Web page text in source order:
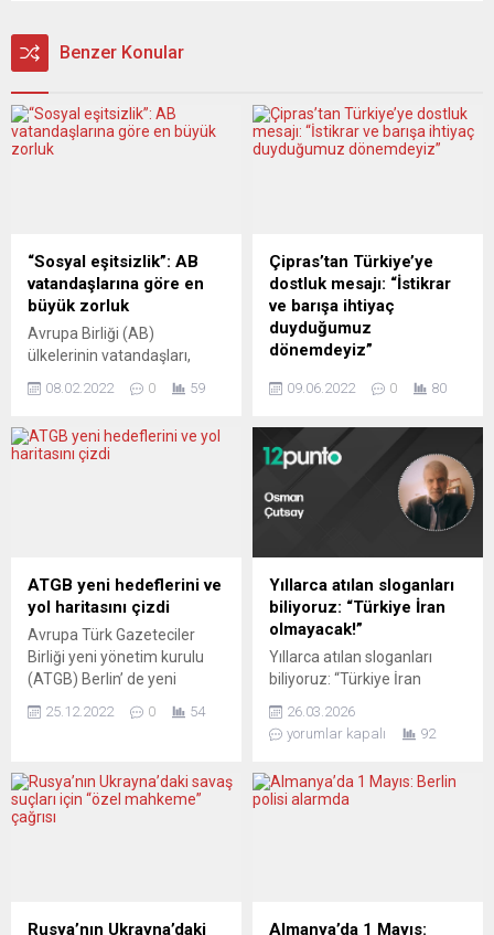
Benzer Konular
“Sosyal eşitsizlik”: AB
vatandaşlarına göre en
büyük zorluk
Avrupa Birliği (AB)
ülkelerinin vatandaşları,
zorluğun “sosyal eşitsizlik”
AB’nin 27 üye ülkede
yaptırdığı “Eurobarometer”
hangileridir?” sorusuna
Avrupalılar arasında en
fazla verilen cevap “sosyal
eşitsizlik” oldu. AB
vatandaşlarının yüzde 36’sı...
08.02.2022 0 59
Çipras’tan Türkiye’ye
dostluk mesajı: “İstikrar
ve barışa ihtiyaç
duyduğumuz
dönemdeyiz”
muhalefet lideri Aleksis
Sömbeki Adası’ndan
Türkiye’ye dostluk ve diyalog
mesajı gönderdi. Çipras,
Sömbeki Adası’nda
gazetecilere, Yunan halkının
egemenlik ve egemenlik
haklarını korumak adına
birlik içerisinde olduğunu
belirterek, “Tahriklerin
artması için bir neden yok,
özellikle Ege’nin her iki
tarafının da istikrar ve barışa
ihtiyaç duyduğu bir...
09.06.2022 0 80
ATGB yeni hedeflerini ve
yol haritasını çizdi
Avrupa Türk Gazeteciler
Birliği yeni yönetim kurulu
(ATGB) Berlin’ de yeni
çizdi. Yirmi yılı aşkın süredir
önemli kurumlarından biri
olan Avrupa Türk
Örgütlenmesi ve
25.12.2022 0 54
Yıllarca atılan sloganları
biliyoruz: “Türkiye İran
olmayacak!”
Yıllarca atılan sloganları
biliyoruz: “Türkiye İran
çok söylendi. Pek bir hayrını
gören olmadı. İran olmadı,
geçirdi. Hayır mı? Yani
kaçmayan bir çalışkan
26.03.2026
yorumlar kapalı
92
Rusya’nın Ukrayna’daki
Almanya’da 1 Mayıs: